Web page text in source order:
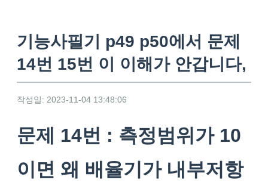
기능사필기 p49 p50에서 문제
14번 15번 이 이해가 안갑니다,
작성일: 2023-11-04 13:48:06
문제 14번 : 측정범위가 10
이면 왜 배율기가 내부저항